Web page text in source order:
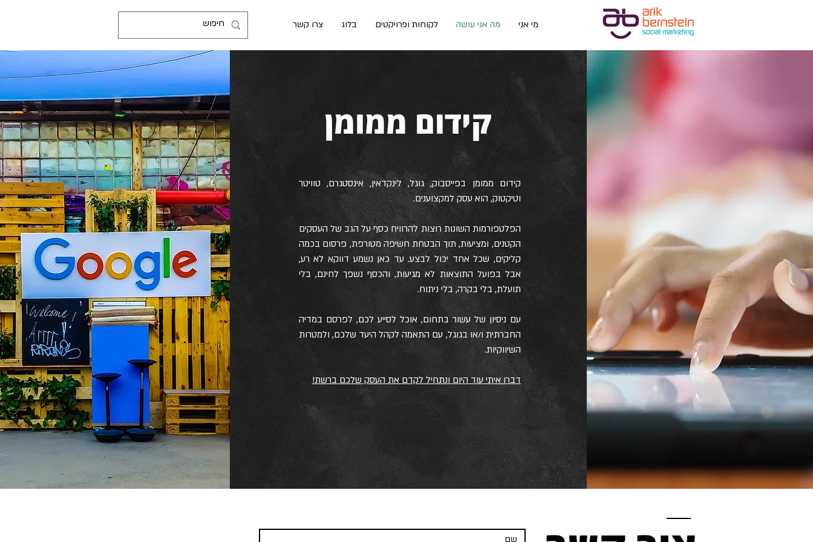
מי אני מה אני עושה לקוחות ופרויקטים בלוג צרו קשר
קידום ממומן
קידום ממומן בפייסבוק, גוגל, לינקדאין, אינסטגרם, טוויטר
וטיקטוק, הוא עסק למקצוענים.
הפלטפורמות השונות רוצות להרוויח כסף על הגב של העסקים
הקטנים, ומציעות, תוך הבטחת חשיפה מטורפת, פרסום בכמה
קליקים, שכל אחד יכול לבצע. עד כאן נשמע דווקא לא רע,
אבל בפועל התוצאות לא מגיעות, והכסף נשפך לחינם, בלי
תועלת, בלי בקרה, בלי ניתוח.
עם ניסיון של עשור בתחום, אוכל לסייע לכם, לפרסם במדיה
החברתית ו/או בגוגל, עם התאמה לקהל היעד שלכם, ולמטרות
השיווקיות.
דברו איתי עוד היום ונתחיל לקדם את העסק שלכם ברשת!